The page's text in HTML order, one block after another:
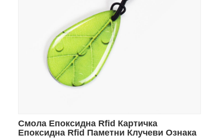
Смола Епоксидна Rfid Картичка
Епоксидна Rfid Паметни Клучеви Ознака